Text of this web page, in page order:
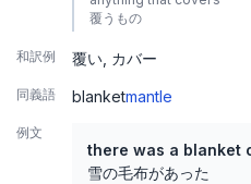
覆うもの
和訳例 覆い カバー
同義語 blanketmantle
例文
there was a blanket
雪の毛布があった